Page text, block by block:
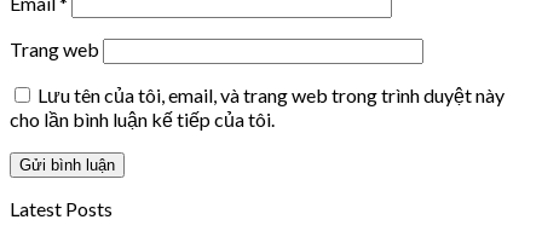
Trang web
Lưu tên của tôi, email, và trang web trong trình duyệt này
cho lần bình luận kế tiếp của tôi.
Latest Posts